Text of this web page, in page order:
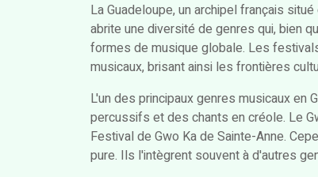
La Guadeloupe, un archipel français
abrite une diversité de genres qui, bien
formes de musique globale. Les
musicaux, brisant ainsi les frontières
L'un des principaux genres musicaux en
percussifs et des chants en créole. Le
Festival de Gwo Ka de Sainte-Anne.
pure. Ils l'intègrent souvent à d'autres